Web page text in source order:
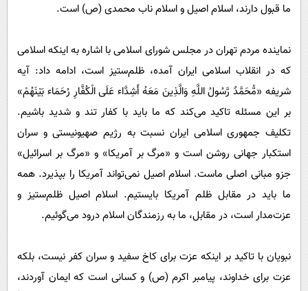
ما قبول دارند، اسلام اصیل و اسلام ناب محمدی (ص) است.
نماینده مردم تهران در مجلس شورای اسلامی با اشاره به اینکه اسلامی
که در انقلاب اسلامی ایران آمده، ظلم‌ستیز است، ادامه داد: آیه
شریفه «مُّحَمَّدٌ رَّسُولُ اللَّهِ وَالَّذِینَ مَعَهُ أَشِدَّاء عَلَی الْکُفَّارِ رُحَمَاء بَیْنَهُمْ»
بر این مسئله تاکید می‌کند که ما باید با کفار تند و شدید باشیم.
تکلیف جمهوری اسلامی ایران نسبت به رژیم صهیونیستی و سران
استکبار جهانی روشن است و «مرگ بر آمریکا» و «مرگ بر اسرائیل»
جزو مبانی اصلی ماست. اسلام اصیل نمی‌تواند آمریکا را بپذیرد. همه
ما باید در مقابل ظلم آمریکا بایستیم. اسلام اصیل ظلم‌ستیز و
عزت‌مدار است، در مقابل، ما به رزمندگان اسلام درود می‌گوئیم.
نبویان با تاکید بر اینکه عزت برای کاخ سفید و سران کفر نیست، بلکه
عزت برای خداوند، پیامبر اکرم (ص) و کسانی است که ایمان آوردند،